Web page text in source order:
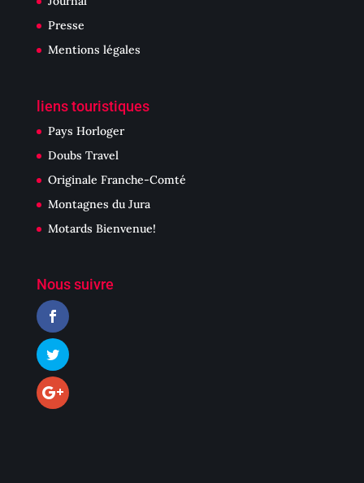
Presse
Mentions légales
liens touristiques
Pays Horloger
Doubs Travel
Originale Franche-Comté
Montagnes du Jura
Motards Bienvenue!
Nous suivre